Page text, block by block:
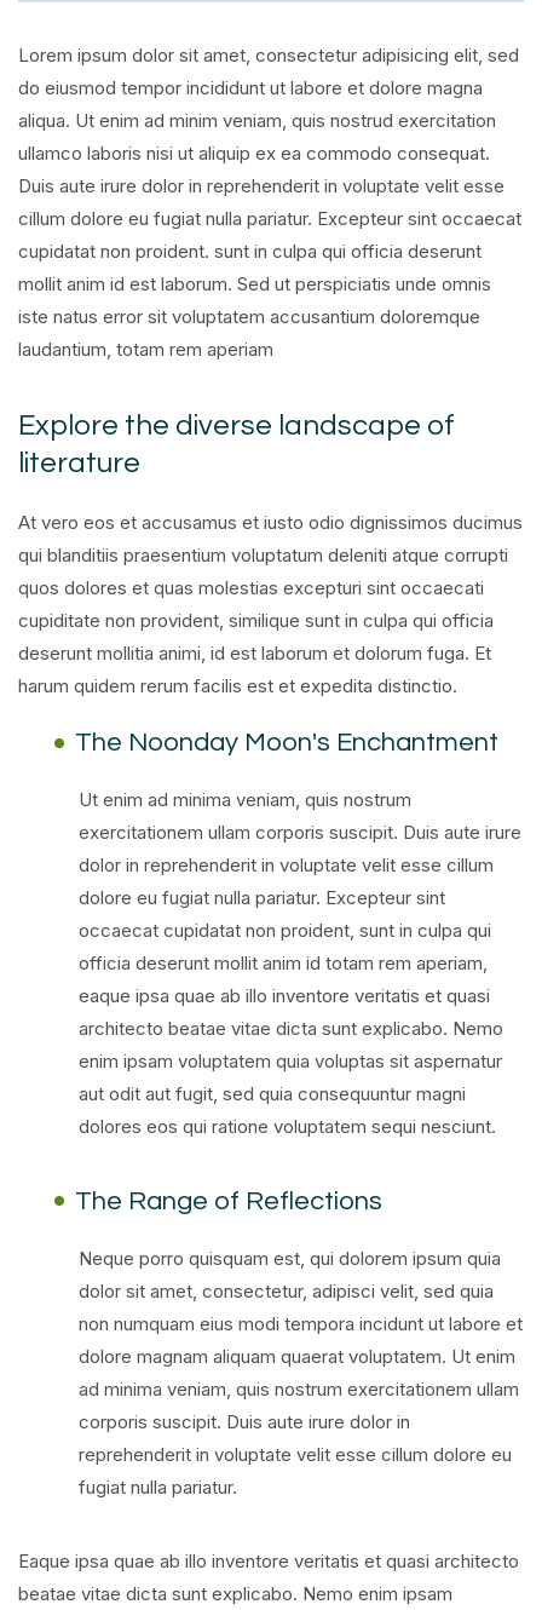
Lorem ipsum dolor sit amet, consectetur adipisicing elit, sed
do eiusmod tempor incididunt ut labore et dolore magna
aliqua. Ut enim ad minim veniam, quis nostrud exercitation
ullamco laboris nisi ut aliquip ex ea commodo consequat.
Duis aute irure dolor in reprehenderit in voluptate velit esse
cillum dolore eu fugiat nulla pariatur. Excepteur sint occaecat
cupidatat non proident. sunt in culpa qui officia deserunt
mollit anim id est laborum. Sed ut perspiciatis unde omnis
iste natus error sit voluptatem accusantium doloremque
laudantium, totam rem aperiam
Explore the diverse landscape of
literature
At vero eos et accusamus et iusto odio dignissimos ducimus
qui blanditiis praesentium voluptatum deleniti atque corrupti
quos dolores et quas molestias excepturi sint occaecati
cupiditate non provident, similique sunt in culpa qui officia
deserunt mollitia animi, id est laborum et dolorum fuga. Et
harum quidem rerum facilis est et expedita distinctio.
The Noonday Moon's Enchantment
Ut enim ad minima veniam, quis nostrum
exercitationem ullam corporis suscipit. Duis aute irure
dolor in reprehenderit in voluptate velit esse cillum
dolore eu fugiat nulla pariatur. Excepteur sint
occaecat cupidatat non proident, sunt in culpa qui
officia deserunt mollit anim id totam rem aperiam,
eaque ipsa quae ab illo inventore veritatis et quasi
architecto beatae vitae dicta sunt explicabo. Nemo
enim ipsam voluptatem quia voluptas sit aspernatur
aut odit aut fugit, sed quia consequuntur magni
dolores eos qui ratione voluptatem sequi nesciunt.
The Range of Reflections
Neque porro quisquam est, qui dolorem ipsum quia
dolor sit amet, consectetur, adipisci velit, sed quia
non numquam eius modi tempora incidunt ut labore et
dolore magnam aliquam quaerat voluptatem. Ut enim
ad minima veniam, quis nostrum exercitationem ullam
corporis suscipit. Duis aute irure dolor in
reprehenderit in voluptate velit esse cillum dolore eu
fugiat nulla pariatur.
Eaque ipsa quae ab illo inventore veritatis et quasi architecto
beatae vitae dicta sunt explicabo. Nemo enim ipsam